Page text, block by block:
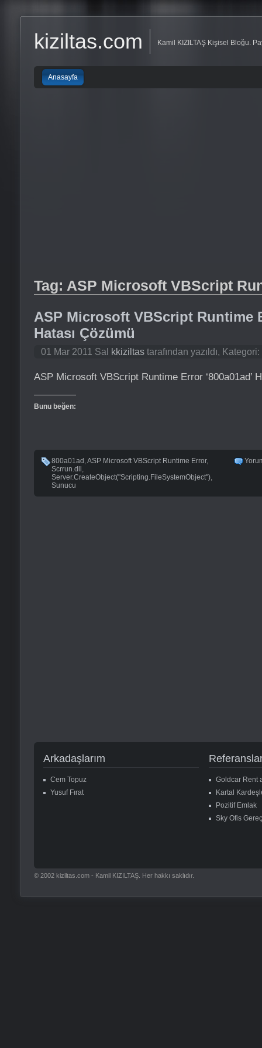
kiziltas.com Kamil KIZILTAŞ Kişisel Bloğu.
Anasayfa
Tag: ASP Microsoft VBScript
ASP Microsoft VBScript Runtime
Hatası Çözümü
01 Mar 2011 Sal kkiziltas tarafından yazıldı, Kategori:
ASP Microsoft VBScript Runtime Error ‘800a01ad’
Bunu beğen:
800a01ad ,ASP Microsoft VBScript Runtime Error,
Scrrun.dll ,
Server.CreateObject("Scripting.FileSystemObject"),
Sunucu
Arkadaşlarım
Cem Topuz
Yusuf Fırat
Goldcar Rent
Kartal
Pozitif Emlak
Sky Ofis
© 2002 kiziltas.com - Kamil KIZILTAŞ. Her hakkı saklıdır.